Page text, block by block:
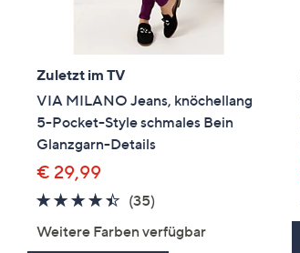
Zuletzt im TV
VIA MILANO Jeans, knöchellang
5-Pocket-Style schmales Bein
Glanzgarn-Details
€ 29,99
4.3
(35)
Weitere Farben verfügbar